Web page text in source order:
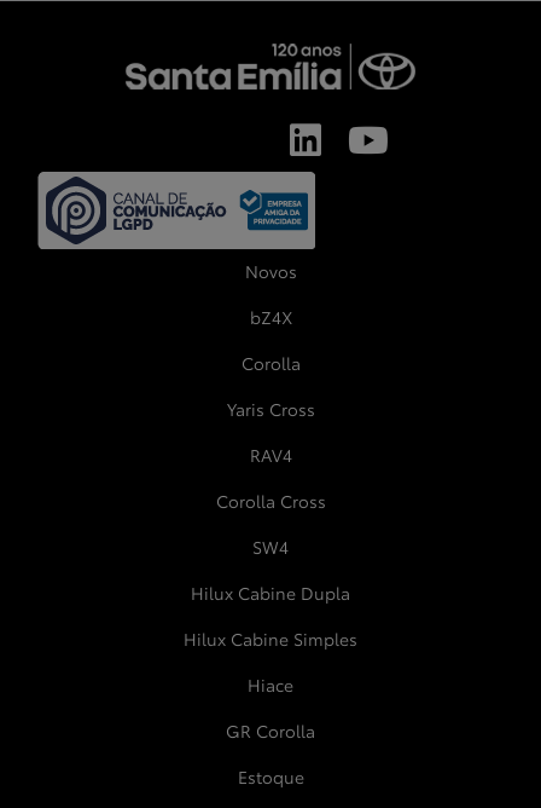
Novos
bZ4X
Corolla
Yaris Cross
RAV4
Corolla Cross
SW4
Hilux Cabine Dupla
Hilux Cabine Simples
Hiace
GR Corolla
Estoque